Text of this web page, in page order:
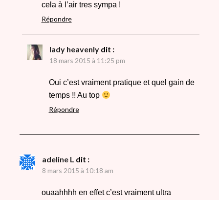
cela à l’air tres sympa !
Répondre
lady heavenly dit :
18 mars 2015 à 11:25 pm
Oui c’est vraiment pratique et quel gain de
temps !! Au top
Répondre
adeline L dit :
8 mars 2015 à 10:18 am
ouaahhhh en effet c’est vraiment ultra